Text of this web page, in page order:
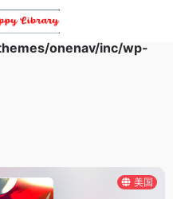
in
onenav/inc/wp-
美国